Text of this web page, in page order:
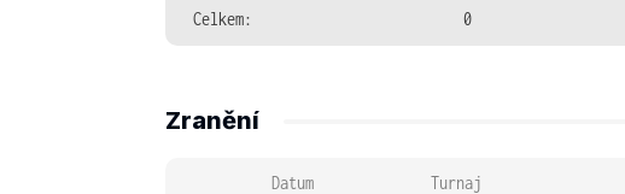
Celkem: 0
Zranění
Datum Turnaj